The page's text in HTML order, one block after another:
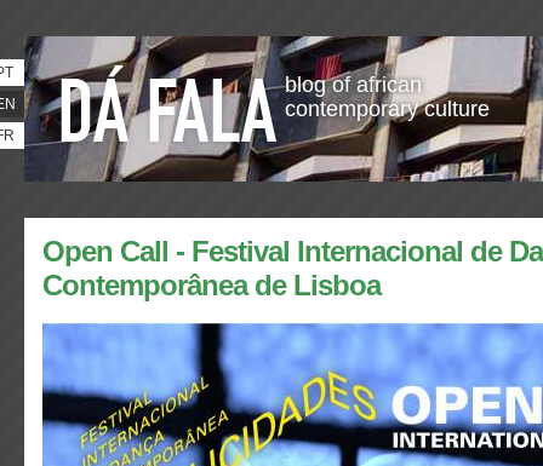
blog of african
contemporary culture
Open Call - Festival Internacional de
Contemporânea de Lisboa